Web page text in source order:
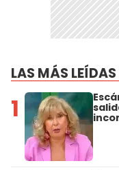
LAS MÁS LEÍDAS
1